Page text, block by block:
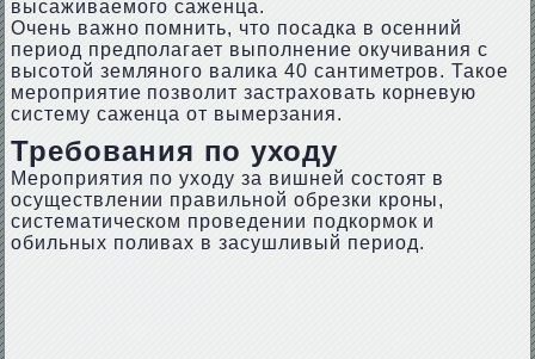
высаживаемого саженца.
Очень важно помнить, что посадка в осенний
период предполагает выполнение окучивания с
высотой земляного валика 40 сантиметров. Такое
мероприятие позволит застраховать корневую
систему саженца от вымерзания.
Требования по уходу
Мероприятия по уходу за вишней состоят в
осуществлении правильной обрезки кроны,
систематическом проведении подкормок и
обильных поливах в засушливый период.